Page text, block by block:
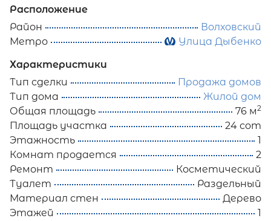
Расположение
Район
Волховский
Метро
Улица Дыбенко
Характеристики
Тип сделки
Продажа домов
Тип дома
Жилой дом
Общая площадь
76 м2
Площадь участка
24 сот
Этажность
1
Комнат продается
2
Ремонт
Косметический
Туалет
Раздельный
Материал стен
Дерево
Этажей
1